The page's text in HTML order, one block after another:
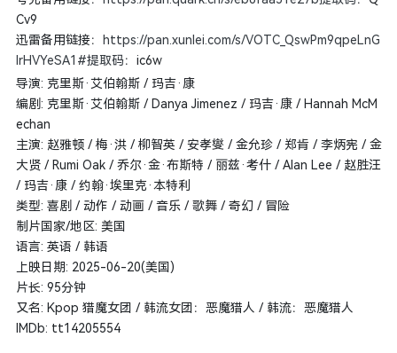
Cv9
迅雷备用链接：
https://pan.xunlei.com/s/VOTC_QswPm9qpeLnG
lrHVYeSA1#提取码：ic6w
导演: 克里斯·艾伯翰斯 / 玛吉·康
编剧: 克里斯·艾伯翰斯 / Danya Jimenez / 玛吉·康 / Hannah McM
echan
主演: 赵雅顿 / 梅·洪 / 柳智英 / 安孝燮 / 金允珍 / 郑肯 / 李炳宪 / 金
大贤 / Rumi Oak / 乔尔·金·布斯特 / 丽兹·考什 / Alan Lee / 赵胜汪
/ 玛吉·康 / 约翰·埃里克·本特利
类型: 喜剧 / 动作 / 动画 / 音乐 / 歌舞 / 奇幻 / 冒险
制片国家/地区: 美国
语言: 英语 / 韩语
上映日期: 2025-06-20(美国)
片长: 95分钟
又名: Kpop 猎魔女团 / 韩流女团：恶魔猎人 / 韩流：恶魔猎人
IMDb: tt14205554